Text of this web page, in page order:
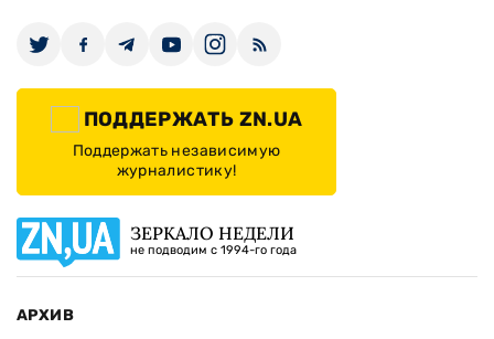
ПОДДЕРЖАТЬ ZN.UA
Поддержать независимую
журналистику!
ЗЕРКАЛО НЕДЕЛИ
не подводим с 1994-го года
АРХИВ